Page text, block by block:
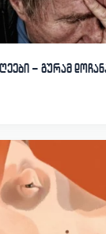
– გურამ